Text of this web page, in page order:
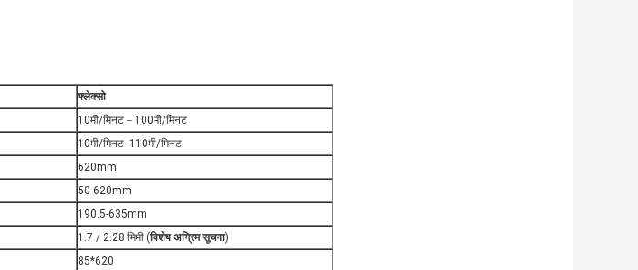
फ्लेक्सो
10मी/मिनट－100मी/मिनट
10मी/मिनट--110मी/मिनट
620mm
50-620mm
190.5-635mm
1.7 / 2.28 मिमी (विशेष अग्रिम सूचना)
85*620